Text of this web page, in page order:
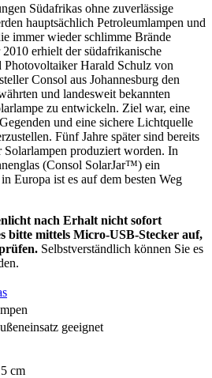
Südafrikas ohne zuverlässige
hauptsächlich Petroleumlampen und
immer wieder schlimme Brände
erhielt der südafrikanische
Harald Schulz von
Consol aus Johannesburg den
und landesweit bekannten
zu entwickeln. Ziel war, eine
und eine sichere Lichtquelle
Fünf Jahre später sind bereits
Solarlampen produziert worden. In
(Consol SolarJar™) ein
Europa ist es auf dem besten Weg
nach Erhalt nicht sofort
bitte mittels Micro-USB-Stecker auf,
Selbstverständlich können Sie es
geeignet
cm